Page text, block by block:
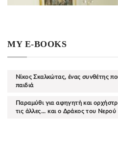
MY E-BOOKS
Νίκος Σκαλκώτας, ένας συνθέτης
παιδιά
Παραμύθι για αφηγητή και
τις άλλες... και ο Δράκος του Νερού